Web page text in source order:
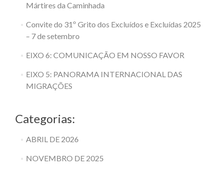
Mártires da Caminhada
Convite do 31º Grito dos Excluídos e Excluídas 2025
– 7 de setembro
EIXO 6: COMUNICAÇÃO EM NOSSO FAVOR
EIXO 5: PANORAMA INTERNACIONAL DAS
MIGRAÇÕES
Categorias:
ABRIL DE 2026
NOVEMBRO DE 2025